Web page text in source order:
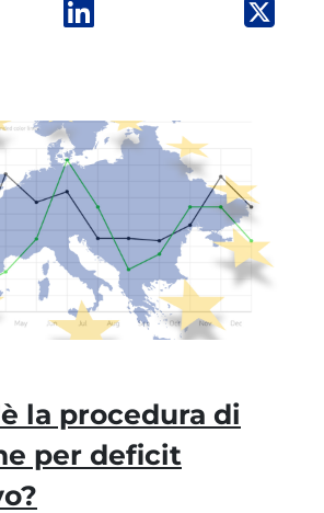
apre una nuova finestra
Linkedin: apre una
la procedura di
per deficit